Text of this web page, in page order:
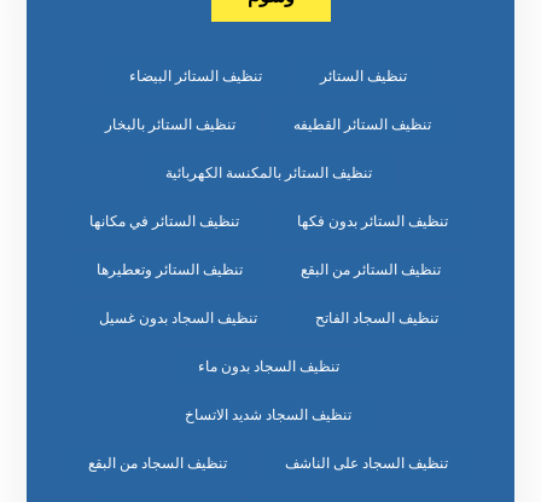
تنظيف الستائر تنظيف الستائر البيضاء
تنظيف الستائر القطيفه تنظيف الستائر بالبخار
تنظيف الستائر بالمكنسة الكهربائية
تنظيف الستائر بدون فكها تنظيف الستائر في مكانها
تنظيف الستائر من البقع تنظيف الستائر وتعطيرها
تنظيف السجاد الفاتح تنظيف السجاد بدون غسيل
تنظيف السجاد بدون ماء
تنظيف السجاد شديد الاتساخ
تنظيف السجاد على الناشف تنظيف السجاد من البقع